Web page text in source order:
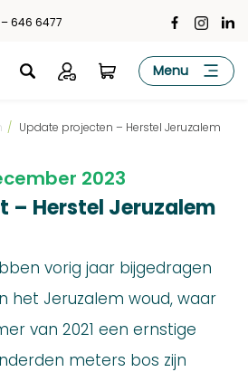
646 6477
Menu
/ Update projecten – Herstel Jeruzalem
2023
– Herstel Jeruzalem
vorig jaar bijgedragen
het Jeruzalem woud, waar
van 2021 een ernstige
meters bos zijn